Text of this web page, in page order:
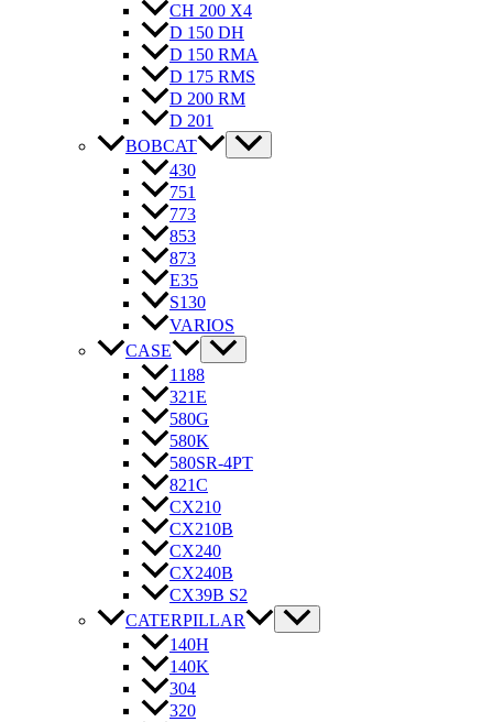
CH 200 X4
D 150 DH
D 150 RMA
D 175 RMS
D 200 RM
D 201
BOBCAT
430
751
773
853
873
E35
S130
VARIOS
CASE
1188
321E
580G
580K
580SR-4PT
821C
CX210
CX210B
CX240
CX240B
CX39B S2
CATERPILLAR
140H
140K
304
320